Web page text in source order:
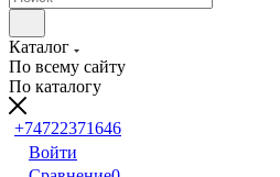
Каталог
По всему сайту
По каталогу
+74722371646
Войти